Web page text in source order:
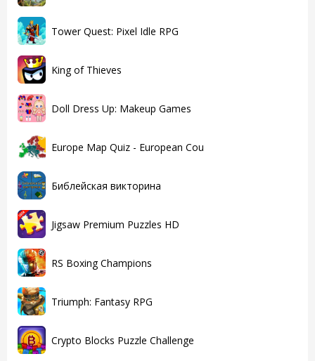
Tower Quest: Pixel Idle RPG
King of Thieves
Doll Dress Up: Makeup Games
Europe Map Quiz - European Cou
Библейская викторина
Jigsaw Premium Puzzles HD
RS Boxing Champions
Triumph: Fantasy RPG
Crypto Blocks Puzzle Challenge